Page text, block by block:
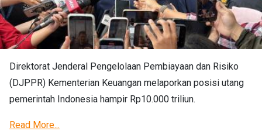
Direktorat Jenderal Pengelolaan Pembiayaan dan Risiko
(DJPPR) Kementerian Keuangan melaporkan posisi utang
pemerintah Indonesia hampir Rp10.000 triliun.
Read More...